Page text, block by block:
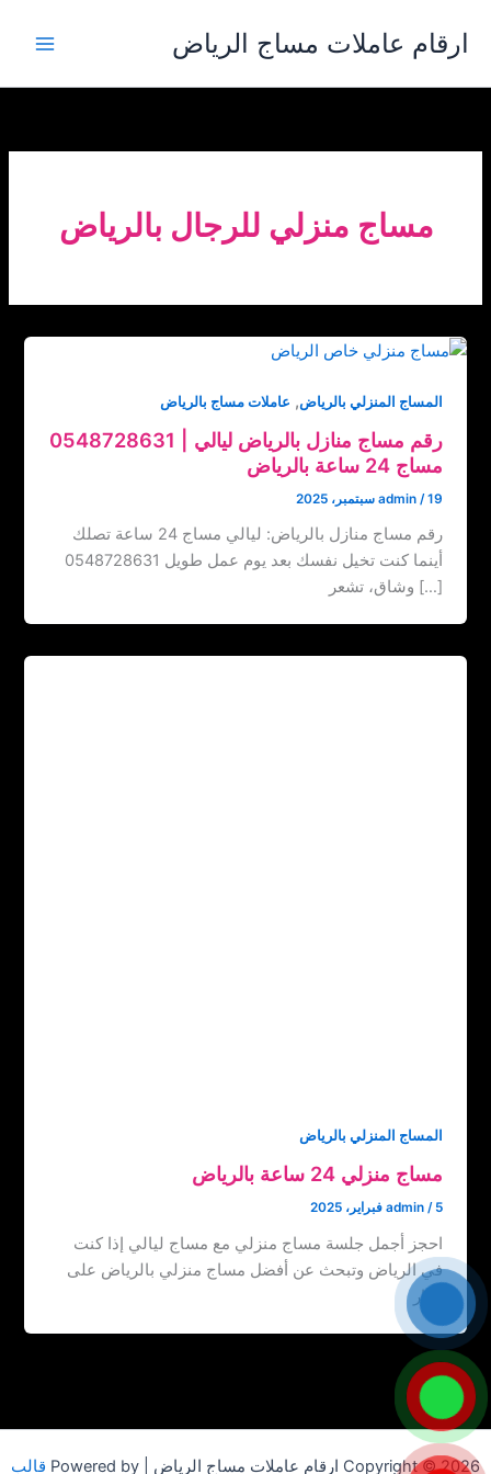
المحتوى
ارقام عاملات مساج الرياض
مساج منزلي للرجال بالرياض
المساج المنزلي بالرياض, عاملات مساج بالرياض
رقم مساج منازل بالرياض ‏‪0548728631 | ليالي
مساج 24 ساعة بالرياض
admin /19 سبتمبر، 2025
رقم مساج منازل بالرياض: ليالي مساج 24 ساعة تصلك
أينما كنت ‏‪0548728631 تخيل نفسك بعد يوم عمل طويل
وشاق، تشعر […]
المساج المنزلي بالرياض
مساج منزلي 24 ساعة بالرياض
admin / 5 فبراير، 2025
احجز أجمل جلسة مساج منزلي مع مساج ليالي إذا كنت
في الرياض وتبحث عن أفضل مساج منزلي بالرياض على
مدار
Copyright © 2026 ارقام عاملات مساج الرياض | Powered by قالب